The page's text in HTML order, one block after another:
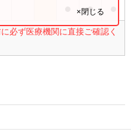
●
必ず医療機関に直接ご確認く
×閉じる